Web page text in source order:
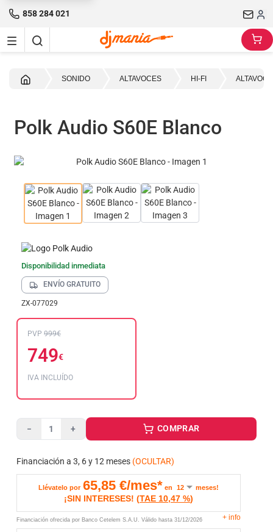
858 284 021
SONIDO ALTAVOCES HI-FI
Polk Audio S60E Blanco
Disponibilidad inmediata
ENVÍO GRATUITO
ZX-077029
PVP 999€
749€
IVA INCLUÍDO
− + COMPRAR
Financiación a 3, 6 y 12 meses (OCULTAR)
Llévatelo por 65,85 €/mes* en meses!
¡SIN INTERESES! (TAE 10,47 %)
Financiación ofrecida por Banco Cetelem S.A.U. Válido hasta 31/12/2026 + info